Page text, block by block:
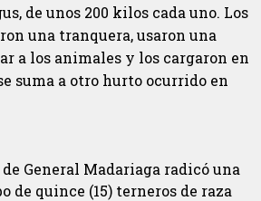
de unos 200 kilos cada uno. Los
una tranquera, usaron una
a los animales y los cargaron en
suma a otro hurto ocurrido en
General Madariaga radicó una
de quince (15) terneros de raza